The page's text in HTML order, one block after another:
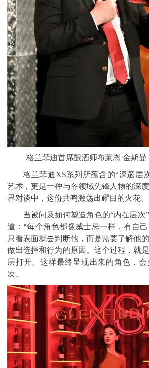
格兰菲迪首席酿酒师布莱恩·金斯曼
格兰菲迪XS系列所蕴含的“深邃层
艺术，更是一种与各领域先锋人物的深
界对谈中，这份共鸣激荡出耀目的火花。
当被问及如何塑造角色的“内在层次
道：“每个角色都像威士忌一样，有自
只看表面就去判断他，而是需要了解他
做出选择和行为的原因。这个过程，就
层打开。这样最终呈现出来的角色，
次。